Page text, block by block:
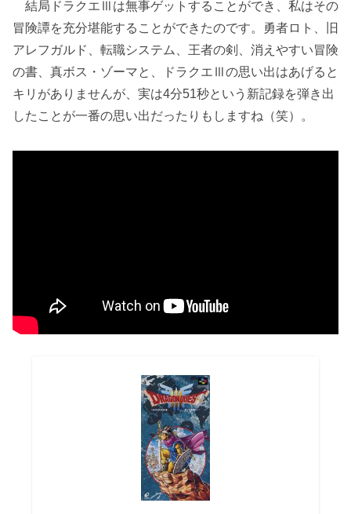
結局ドラクエⅢは無事ゲットすることができ、私はその
冒険譚を充分堪能することができたのです。勇者ロト、旧
アレフガルド、転職システム、王者の剣、消えやすい冒険
の書、真ボス・ゾーマと、ドラクエⅢの思い出はあげると
キリがありませんが、実は4分51秒という新記録を弾き出
したことが一番の思い出だったりもしますね（笑）。